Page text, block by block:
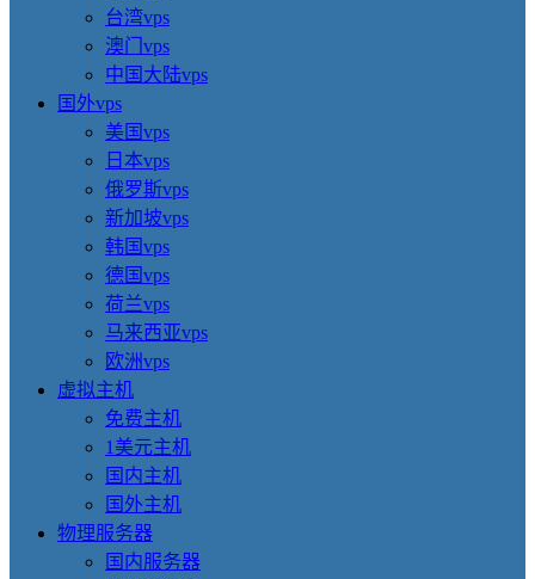
台湾vps
澳门vps
中国大陆vps
国外vps
美国vps
日本vps
俄罗斯vps
新加坡vps
韩国vps
德国vps
荷兰vps
马来西亚vps
欧洲vps
虚拟主机
免费主机
1美元主机
国内主机
国外主机
物理服务器
国内服务器